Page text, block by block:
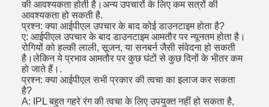
की आवश्यकता होती है।अन्य उपचारों के लिए कम सत्रों की
आवश्यकता हो सकती है.
प्रश्न: क्या आईपीएल उपचार के बाद कोई डाउनटाइम होता है?
ए: आईपीएल उपचार के बाद डाउनटाइम आमतौर पर न्यूनतम होता है।
रोगियों को हल्की लाली, सूजन, या सनबर्न जैसी संवेदना हो सकती
है।लेकिन ये प्रभाव आमतौर पर कुछ घंटों से कुछ दिनों के भीतर कम
हो जाते हैं।.
प्रश्न: क्या आईपीएल सभी प्रकार की त्वचा का इलाज कर सकता
है?
A: IPL बहुत गहरे रंग की त्वचा के लिए उपयुक्त नहीं हो सकता है,